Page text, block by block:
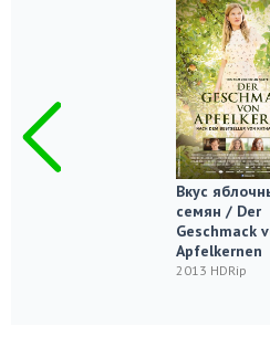
Вкус
семян / Der
Geschmack
Apfelkernen
2013 HDRip